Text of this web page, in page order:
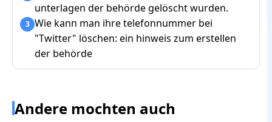
unterlagen der behörde gelöscht wurden.
3 Wie kann man ihre telefonnummer bei
"Twitter" löschen: ein hinweis zum erstellen
der behörde
Andere mochten auch